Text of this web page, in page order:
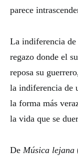
parece
La indiferencia
regazo donde el
reposa su
la indiferencia de
la forma más
la vida que se
De Música lejana